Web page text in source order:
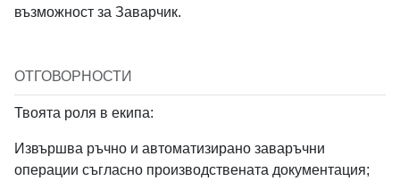
възможност за Заварчик.
ОТГОВОРНОСТИ
Твоята роля в екипа:
Извършва ръчно и автоматизирано заваръчни
операции съгласно производствената документация;
Job type*
Order Index